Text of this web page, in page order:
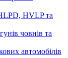
HVLP та
човнів та
автомобілів